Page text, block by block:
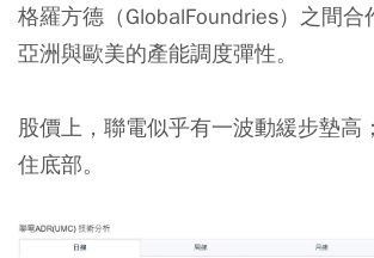
格羅方德（GlobalFoundries）之間合
亞洲與歐美的產能調度彈性。
股價上，聯電似乎有一波動緩步墊高
住底部。